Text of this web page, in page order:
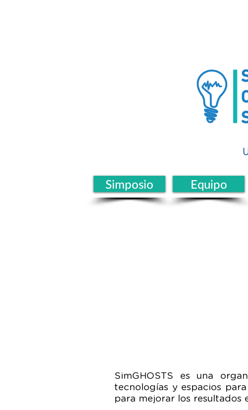
Simposio Equipo
SimGHOSTS es una
tecnologías y espacios
para mejorar los resultados